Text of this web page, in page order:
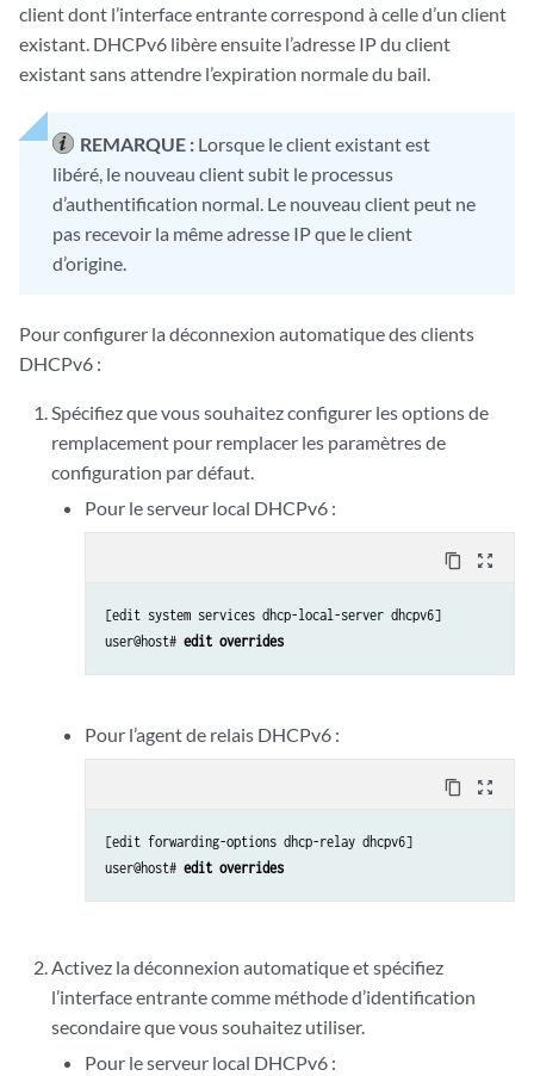
client dont l’interface entrante correspond à celle d’un client
existant. DHCPv6 libère ensuite l’adresse IP du client
existant sans attendre l’expiration normale du bail.
REMARQUE : Lorsque le client existant est
libéré, le nouveau client subit le processus
d’authentification normal. Le nouveau client peut ne
pas recevoir la même adresse IP que le client
d’origine.
Pour configurer la déconnexion automatique des clients
DHCPv6 :
Spécifiez que vous souhaitez configurer les options de
remplacement pour remplacer les paramètres de
configuration par défaut.
Pour le serveur local DHCPv6 :
content_copy zoom_out_map
[edit system services dhcp-local-server dhcpv6]
user@host# edit overrides
Pour l’agent de relais DHCPv6 :
content_copy zoom_out_map
[edit forwarding-options dhcp-relay dhcpv6]
user@host# edit overrides
Activez la déconnexion automatique et spécifiez
l’interface entrante comme méthode d’identification
secondaire que vous souhaitez utiliser.
Pour le serveur local DHCPv6 :